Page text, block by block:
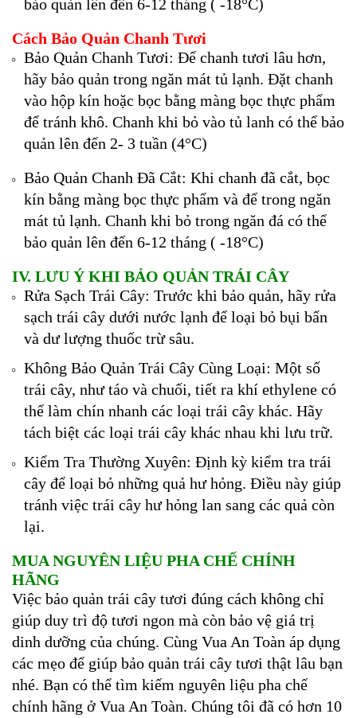
bảo quản lên đến 6-12 tháng ( -18°C)
Cách Bảo Quản Chanh Tươi
Bảo Quản Chanh Tươi: Để chanh tươi lâu hơn,
hãy bảo quản trong ngăn mát tủ lạnh. Đặt chanh
vào hộp kín hoặc bọc bằng màng bọc thực phẩm
để tránh khô. Chanh khi bỏ vào tủ lanh có thể bảo
quản lên đến 2- 3 tuần (4°C)
Bảo Quản Chanh Đã Cắt: Khi chanh đã cắt, bọc
kín bằng màng bọc thực phẩm và để trong ngăn
mát tủ lạnh. Chanh khi bỏ trong ngăn đá có thể
bảo quản lên đến 6-12 tháng ( -18°C)
IV. LƯU Ý KHI BẢO QUẢN TRÁI CÂY
Rửa Sạch Trái Cây: Trước khi bảo quản, hãy rửa
sạch trái cây dưới nước lạnh để loại bỏ bụi bẩn
và dư lượng thuốc trừ sâu.
Không Bảo Quản Trái Cây Cùng Loại: Một số
trái cây, như táo và chuối, tiết ra khí ethylene có
thể làm chín nhanh các loại trái cây khác. Hãy
tách biệt các loại trái cây khác nhau khi lưu trữ.
Kiểm Tra Thường Xuyên: Định kỳ kiểm tra trái
cây để loại bỏ những quả hư hỏng. Điều này giúp
tránh việc trái cây hư hỏng lan sang các quả còn
lại.
MUA NGUYÊN LIỆU PHA CHẾ CHÍNH
HÃNG
Việc bảo quản trái cây tươi đúng cách không chỉ
giúp duy trì độ tươi ngon mà còn bảo vệ giá trị
dinh dưỡng của chúng. Cùng Vua An Toàn áp dụng
các mẹo để giúp bảo quản trái cây tươi thật lâu bạn
nhé. Bạn có thể tìm kiếm nguyên liệu pha chế
chính hãng ở Vua An Toàn. Chúng tôi đã có hơn 10